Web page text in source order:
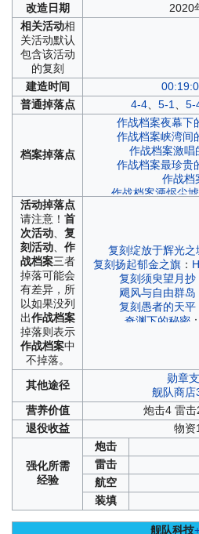
改造日期
2020
相关活动相
关活动默认
包含该活动
的复刻
建造时间
普通掉落点 4-4、 5-1、 5-
档案掉落点
作战档案夜幕下
作战档案峡湾间
作战档案激唱
作战档案最珍贵
作战档
作战档案湮烬尘墟
作战档案负象限作
作战档案永夜幻
作战档案穹顶下的圣
作战档案铁血
作战档案苍
作战档案墨染：
活动掉落点
请注意！ 首
次活动、 复
刻活动、 作
战档案三者
掉落可能会
有差异，所
以如果没列
出作战档案
掉落则表示
作战档案中
不掉落。
复刻绽放于辉光之
复刻扬起郁金之旗 ：
复刻须臾望月抄
飓风与自由群岛
复刻愚者的天平
奇渊下的秘密 ：
樊笼内的神光
复刻紫绛槿岚
绽放于辉光之城
苍闪忍法帖：
飓风与
湮烬尘墟：C1/
复刻负象限作战
复刻永夜幻光
其他途径
勋章
舰队商店
营养价值
炮击4 雷
退役收益 物资
强化所需
经验
炮击
雷击
航空
装填
舰队科技